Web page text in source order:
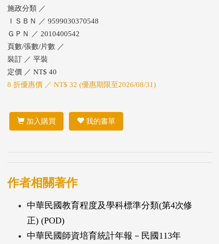
施政分類 ／
ＩＳＢＮ ／ 9599030370548
ＧＰＮ ／ 2010400542
頁數/張數/片數 ／
裝訂 ／ 平裝
定價 ／ NT$ 40
8 折優惠價 ／ NT$ 32 (優惠期限至2026/08/31)
加入購買 我的書單
作者相關著作
中華民國教育程度及學科標準分類(第4次修
正) (POD)
中華民國師資培育統計年報－民國113年